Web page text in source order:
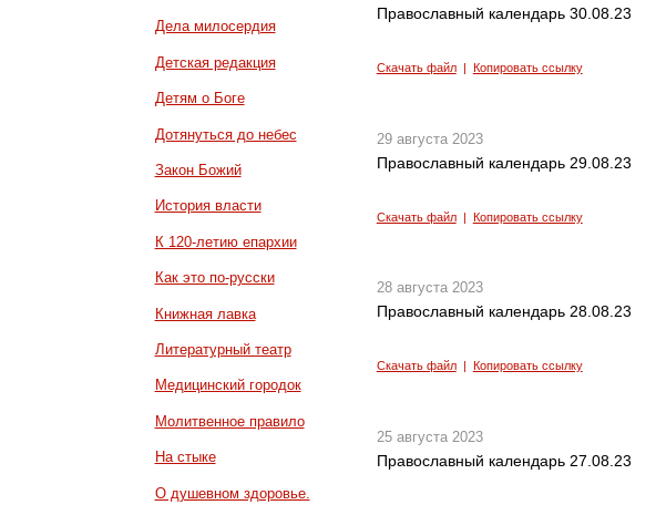
Дела милосердия
Детская редакция
Детям о Боге
Дотянуться до небес
Закон Божий
История власти
К 120-летию епархии
Как это по-русски
Книжная лавка
Литературный театр
Медицинский городок
Молитвенное правило
На стыке
О душевном здоровье.
Православный календарь 30.08.23
Скачать файл| Копировать ссылку
29 августа 2023
Православный календарь 29.08.23
Скачать файл| Копировать ссылку
28 августа 2023
Православный календарь 28.08.23
Скачать файл| Копировать ссылку
25 августа 2023
Православный календарь 27.08.23